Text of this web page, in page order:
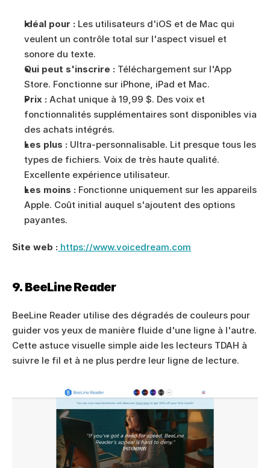
Idéal pour : Les utilisateurs d'iOS et de Mac qui
veulent un contrôle total sur l'aspect visuel et
sonore du texte.
Qui peut s'inscrire : Téléchargement sur l'App
Store. Fonctionne sur iPhone, iPad et Mac.
Prix : Achat unique à 19,99 $. Des voix et
fonctionnalités supplémentaires sont disponibles via
des achats intégrés.
Les plus : Ultra-personnalisable. Lit presque tous les
types de fichiers. Voix de très haute qualité.
Excellente expérience utilisateur.
Les moins : Fonctionne uniquement sur les appareils
Apple. Coût initial auquel s'ajoutent des options
payantes.
Site web : https://www.voicedream.com
9. BeeLine Reader
BeeLine Reader utilise des dégradés de couleurs pour
guider vos yeux de manière fluide d'une ligne à l'autre.
Cette astuce visuelle simple aide les lecteurs TDAH à
suivre le fil et à ne plus perdre leur ligne de lecture.